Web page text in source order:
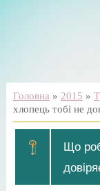
Головна » 2015 »
хлопець тобі не
Що